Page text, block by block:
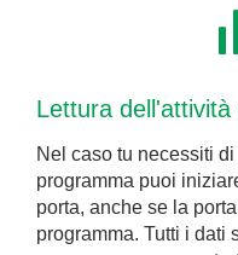
Lettura
Nel caso tu necessiti
programma puoi
porta, anche se la
programma. Tutti i dati